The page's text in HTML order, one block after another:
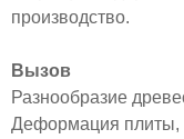
производство.
Вызов
Разнообразие
Деформация плиты,